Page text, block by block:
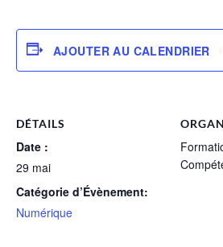
AJOUTER AU CALENDRIER
DÉTAILS
Date :
29 mai
Catégorie d’Évènement:
Numérique